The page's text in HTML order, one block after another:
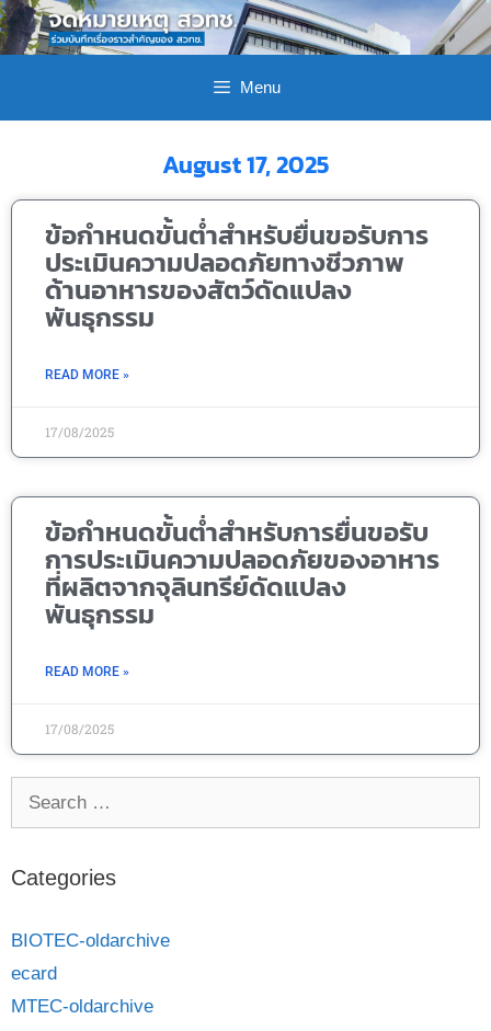
Menu
August 17, 2025
ข้อกำหนดขั้นต่ำสำหรับยื่นขอรับการ
ประเมินความปลอดภัยทางชีวภาพ
ด้านอาหารของสัตว์ดัดแปลง
พันธุกรรม
READ MORE »
17/08/2025
ข้อกำหนดขั้นต่ำสำหรับการยื่นขอรับ
การประเมินความปลอดภัยของอาหาร
ที่ผลิตจากจุลินทรีย์ดัดแปลง
พันธุกรรม
READ MORE »
17/08/2025
Categories
BIOTEC-oldarchive
ecard
MTEC-oldarchive